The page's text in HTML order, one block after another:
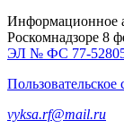
Информационное
Роскомнадзоре 8
ЭЛ № ФС 77-
vyksa.rf@mail.ru